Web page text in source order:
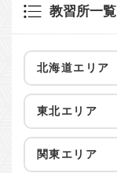
教習所一覧
北海道エリア
東北エリア
関東エリア